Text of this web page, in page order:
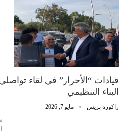
قيادات “الأحرار” في لقاء
البناء التنظيمي
زاكورة بريس مايو 7, 2026